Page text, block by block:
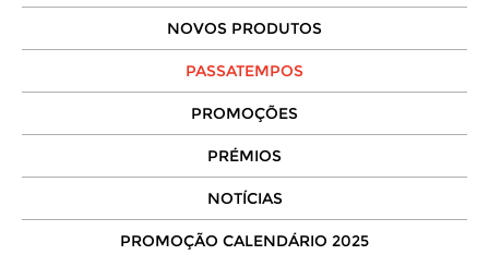
NOVOS PRODUTOS
PASSATEMPOS
PROMOÇÕES
PRÉMIOS
NOTÍCIAS
PROMOÇÃO CALENDÁRIO 2025